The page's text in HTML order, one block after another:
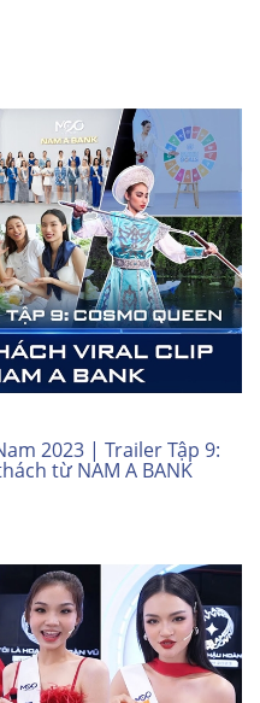
2023 | Trailer Tập 9:
từ NAM A BANK